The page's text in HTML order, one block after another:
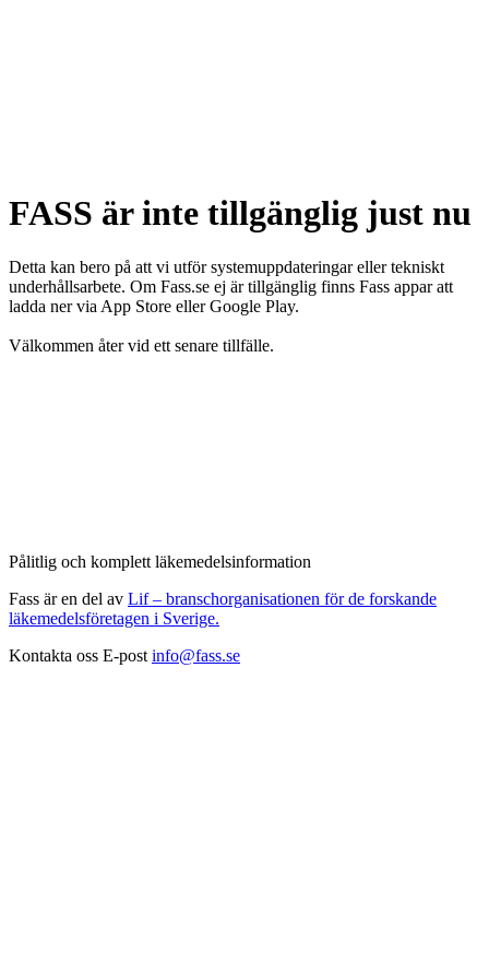
FASS är inte tillgänglig just nu
Detta kan bero på att vi utför systemuppdateringar eller tekniskt
underhållsarbete. Om Fass.se ej är tillgänglig finns Fass appar att
ladda ner via App Store eller Google Play.
Välkommen åter vid ett senare tillfälle.
Pålitlig och komplett läkemedelsinformation
Fass är en del av Lif – branschorganisationen för de forskande
läkemedelsföretagen i Sverige.
Kontakta oss E-post info@fass.se